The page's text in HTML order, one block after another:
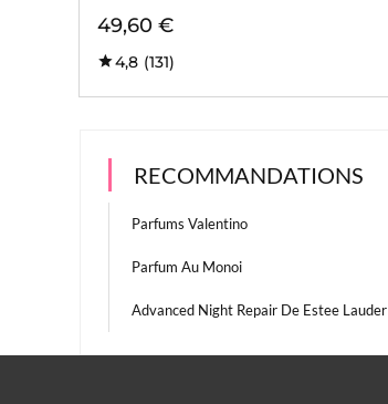
49,60 €
4,8 (131)
RECOMMANDATIONS
Parfums Valentino
Parfum Au Monoi
Advanced Night Repair De Estee Lauder